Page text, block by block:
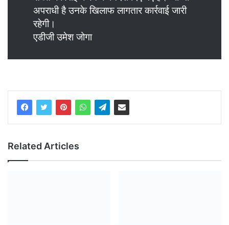
अपराधी है उनके खिलाफ लागतार कार्रवाई जारी
रहेगी।
एडीजी उमेश जोगा
Related Articles